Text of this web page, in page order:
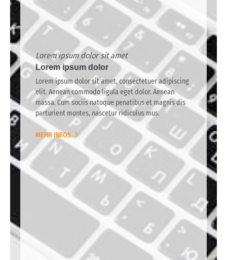
Lorem ipsum dolor sit amet
Lorem ipsum dolor
Lorem ipsum dolor sit amet, consectetuer adipiscing
elit. Aenean commodo ligula eget dolor. Aenean
massa. Cum sociis natoque penatibus et magnis dis
parturient montes, nascetur ridiculus mus.
MEHR INFOS